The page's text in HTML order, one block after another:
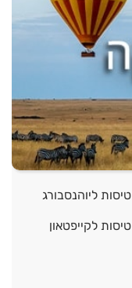
טיסות ליוהנסבורג
טיסות לקייפטאון